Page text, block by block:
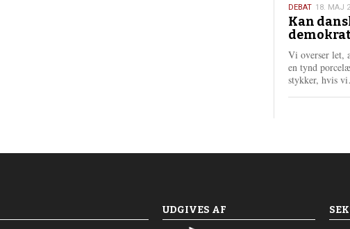
18.
maj
2026
DEBAT 18. MAJ
Kan
Vi overser let,
en tynd
stykker, hvis
UDGIVES AF